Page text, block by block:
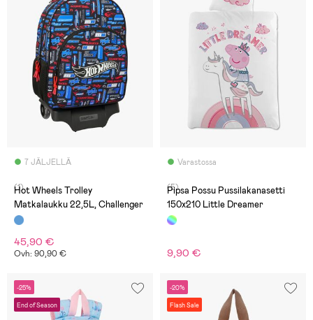
7 JÄLJELLÄ
(1)
Hot Wheels Trolley
Matkalaukku 22,5L, Challenger
45,90 €
Ovh: 90,90 €
Varastossa
(5)
Pipsa Possu Pussilakanasetti
150x210 Little Dreamer
9,90 €
-25%
End of Season
-20%
Flash Sale